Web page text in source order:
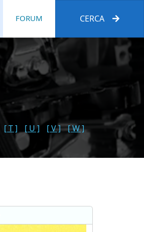
FORUM CERCA
[ T ] [ U ] [ V ]
[ W ]